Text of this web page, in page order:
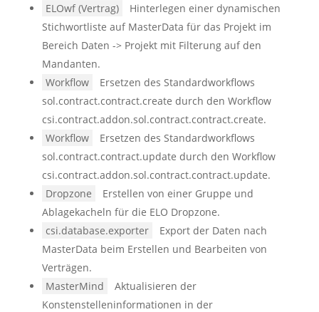
ELOwf (Vertrag)
Hinterlegen einer dynamischen
Stichwortliste auf MasterData für das Projekt im
Bereich Daten -> Projekt mit Filterung auf den
Mandanten.
Workflow
Ersetzen des Standardworkflows
sol.contract.contract.create durch den Workflow
csi.contract.addon.sol.contract.contract.create.
Workflow
Ersetzen des Standardworkflows
sol.contract.contract.update durch den Workflow
csi.contract.addon.sol.contract.contract.update.
Dropzone
Erstellen von einer Gruppe und
Ablagekacheln für die ELO Dropzone.
csi.database.exporter
Export der Daten nach
MasterData beim Erstellen und Bearbeiten von
Verträgen.
MasterMind
Aktualisieren der
Konstenstelleninformationen in der